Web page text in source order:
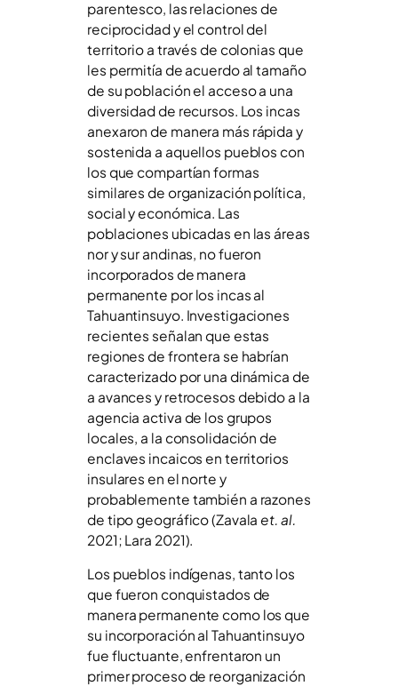
parentesco, las relaciones de
reciprocidad y el control del
territorio a través de colonias que
les permitía de acuerdo al tamaño
de su población el acceso a una
diversidad de recursos. Los incas
anexaron de manera más rápida y
sostenida a aquellos pueblos con
los que compartían formas
similares de organización política,
social y económica. Las
poblaciones ubicadas en las áreas
nor y sur andinas, no fueron
incorporados de manera
permanente por los incas al
Tahuantinsuyo. Investigaciones
recientes señalan que estas
regiones de frontera se habrían
caracterizado por una dinámica de
a avances y retrocesos debido a la
agencia activa de los grupos
locales, a la consolidación de
enclaves incaicos en territorios
insulares en el norte y
probablemente también a razones
de tipo geográfico (Zavala et. al.
2021; Lara 2021).
Los pueblos indígenas, tanto los
que fueron conquistados de
manera permanente como los que
su incorporación al Tahuantinsuyo
fue fluctuante, enfrentaron un
primer proceso de reorganización